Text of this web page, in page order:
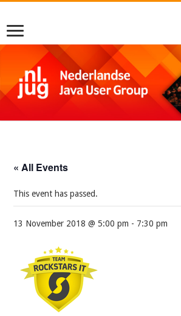
« All Events
This event has passed.
13 November 2018 @ 5:00 pm - 7:30 pm